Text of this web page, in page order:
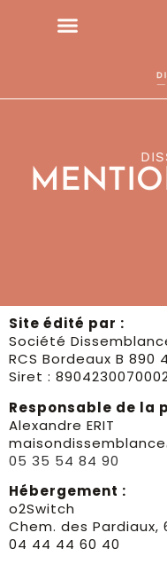
Site édité par :
Société
RCS Bordeaux B 890
Siret :
Responsable de la
Alexandre ERIT
05 35 54 84 90
Hébergement :
o2Switch
Chem. des
04 44 44 60 40